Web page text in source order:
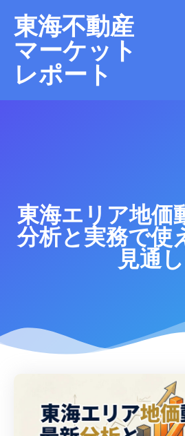
東海不動産
マーケット
レポート
東海エリア地価
分析と実務で使
見通し